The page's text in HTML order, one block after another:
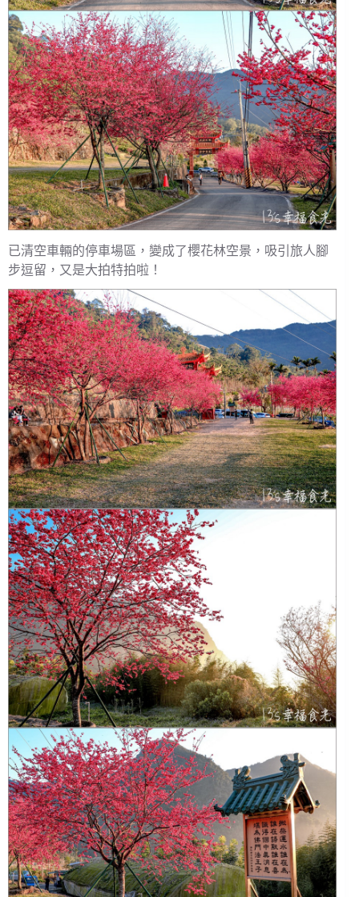
已清空車輛的停車場區，變成了櫻花林空景，吸引旅人腳
步逗留，又是大拍特拍啦！